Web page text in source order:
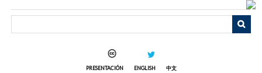
PRESENTACIÓN ENGLISH
中文